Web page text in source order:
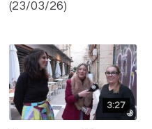
(23/03/26)
3:27